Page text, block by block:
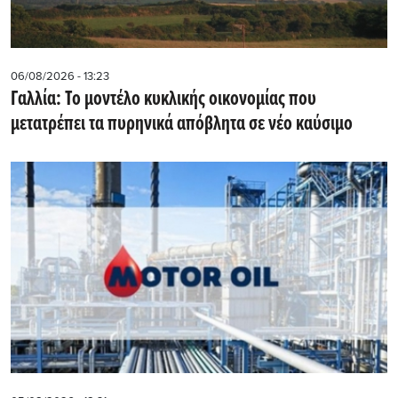
06/08/2026 - 13:23
Γαλλία: Το μοντέλο κυκλικής οικονομίας που
μετατρέπει τα πυρηνικά απόβλητα σε νέο καύσιμο